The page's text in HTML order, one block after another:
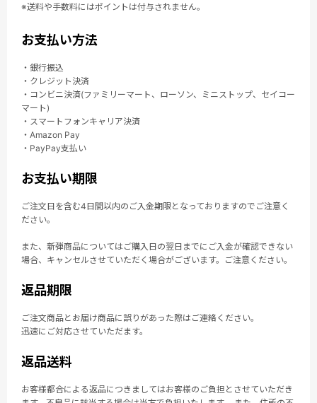
※送料や手数料にはポイントは付与されません。
お支払い方法
・銀行振込
・クレジット決済
・コンビニ決済(ファミリーマート、ローソン、ミニストップ、セイコー
マート)
・スマートフォンキャリア決済
・Amazon Pay
・PayPay支払い
お支払い期限
ご注文日を含む4日間以内のご入金期限となっておりますのでご注意く
ださい。
また、新弾商品についてはご購入日の翌日までにご入金が確認できない
場合、キャンセルさせていただく場合がございます。ご注意ください。
返品期限
ご注文商品とお届け商品に誤りがあった際はご連絡ください。
迅速にご対応させていただます。
返品送料
お客様都合による返品につきましてはお客様のご負担とさせていただき